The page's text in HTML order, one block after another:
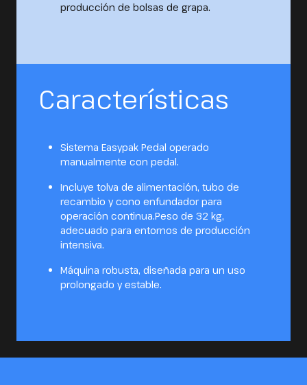
producción de bolsas de grapa.
Características
Sistema Easypak Pedal operado
manualmente con pedal.
Incluye tolva de alimentación, tubo de
recambio y cono enfundador para
operación continua.Peso de 32 kg,
adecuado para entornos de producción
intensiva.
Máquina robusta, diseñada para un uso
prolongado y estable.